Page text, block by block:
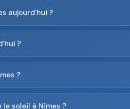
aujourd'hui ?
?
?
soleil à Nîmes ?